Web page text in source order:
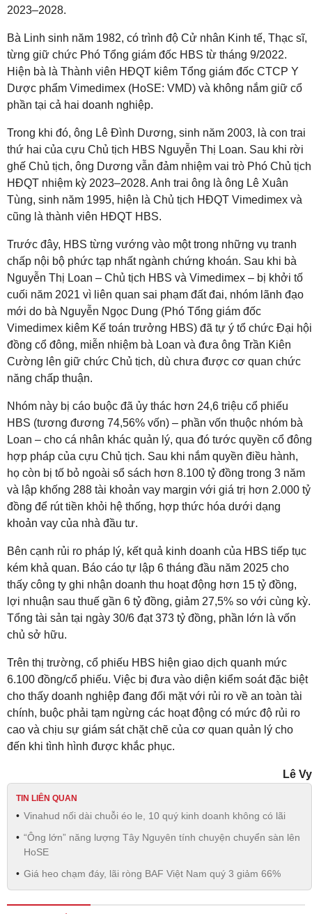
2023–2028.
Bà Linh sinh năm 1982, có trình độ Cử nhân Kinh tế, Thạc sĩ,
từng giữ chức Phó Tổng giám đốc HBS từ tháng 9/2022.
Hiện bà là Thành viên HĐQT kiêm Tổng giám đốc CTCP Y
Dược phẩm Vimedimex (HoSE: VMD) và không nắm giữ cổ
phần tại cả hai doanh nghiệp.
Trong khi đó, ông Lê Đình Dương, sinh năm 2003, là con trai
thứ hai của cựu Chủ tịch HBS Nguyễn Thị Loan. Sau khi rời
ghế Chủ tịch, ông Dương vẫn đảm nhiệm vai trò Phó Chủ tịch
HĐQT nhiệm kỳ 2023–2028. Anh trai ông là ông Lê Xuân
Tùng, sinh năm 1995, hiện là Chủ tịch HĐQT Vimedimex và
cũng là thành viên HĐQT HBS.
Trước đây, HBS từng vướng vào một trong những vụ tranh
chấp nội bộ phức tạp nhất ngành chứng khoán. Sau khi bà
Nguyễn Thị Loan – Chủ tịch HBS và Vimedimex – bị khởi tố
cuối năm 2021 vì liên quan sai phạm đất đai, nhóm lãnh đạo
mới do bà Nguyễn Ngọc Dung (Phó Tổng giám đốc
Vimedimex kiêm Kế toán trưởng HBS) đã tự ý tổ chức Đại hội
đồng cổ đông, miễn nhiệm bà Loan và đưa ông Trần Kiên
Cường lên giữ chức Chủ tịch, dù chưa được cơ quan chức
năng chấp thuận.
Nhóm này bị cáo buộc đã ủy thác hơn 24,6 triệu cổ phiếu
HBS (tương đương 74,56% vốn) – phần vốn thuộc nhóm bà
Loan – cho cá nhân khác quản lý, qua đó tước quyền cổ đông
hợp pháp của cựu Chủ tịch. Sau khi nắm quyền điều hành,
họ còn bị tố bỏ ngoài sổ sách hơn 8.100 tỷ đồng trong 3 năm
và lập khống 288 tài khoản vay margin với giá trị hơn 2.000 tỷ
đồng để rút tiền khỏi hệ thống, hợp thức hóa dưới dạng
khoản vay của nhà đầu tư.
Bên cạnh rủi ro pháp lý, kết quả kinh doanh của HBS tiếp tục
kém khả quan. Báo cáo tự lập 6 tháng đầu năm 2025 cho
thấy công ty ghi nhận doanh thu hoạt động hơn 15 tỷ đồng,
lợi nhuận sau thuế gần 6 tỷ đồng, giảm 27,5% so với cùng kỳ.
Tổng tài sản tại ngày 30/6 đạt 373 tỷ đồng, phần lớn là vốn
chủ sở hữu.
Trên thị trường, cổ phiếu HBS hiện giao dịch quanh mức
6.100 đồng/cổ phiếu. Việc bị đưa vào diện kiểm soát đặc biệt
cho thấy doanh nghiệp đang đối mặt với rủi ro về an toàn tài
chính, buộc phải tạm ngừng các hoạt động có mức độ rủi ro
cao và chịu sự giám sát chặt chẽ của cơ quan quản lý cho
đến khi tình hình được khắc phục.
Lê Vy
TIN LIÊN QUAN
Vinahud nối dài chuỗi éo le, 10 quý kinh doanh không có lãi
“Ông lớn” năng lượng Tây Nguyên tính chuyện chuyển sàn lên
HoSE
Giá heo chạm đáy, lãi ròng BAF Việt Nam quý 3 giảm 66%